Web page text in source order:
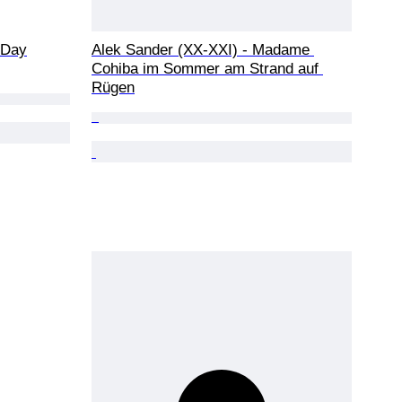
Alek Sander (XX-XXI) - Madame
Cohiba im Sommer am Strand auf
Rügen